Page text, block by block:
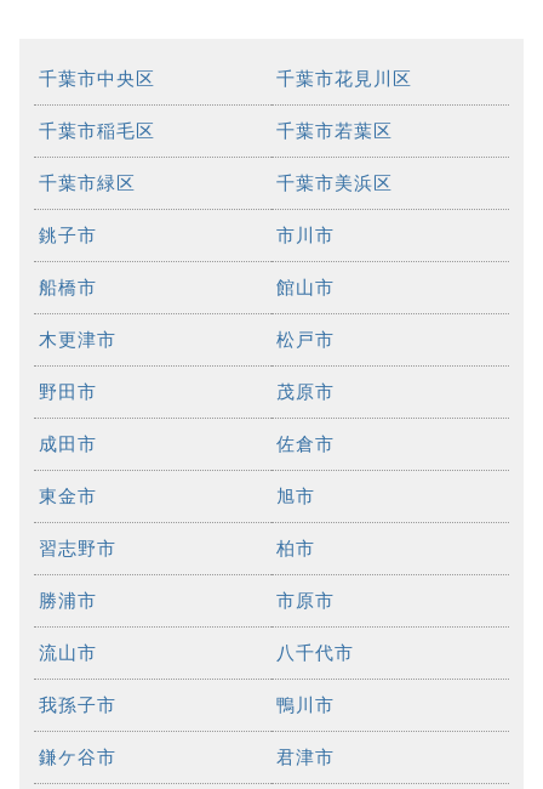
千葉市中央区 千葉市花見川区
千葉市稲毛区 千葉市若葉区
千葉市緑区 千葉市美浜区
銚子市 市川市
船橋市 館山市
木更津市 松戸市
野田市 茂原市
成田市 佐倉市
東金市 旭市
習志野市 柏市
勝浦市 市原市
流山市 八千代市
我孫子市 鴨川市
鎌ケ谷市 君津市